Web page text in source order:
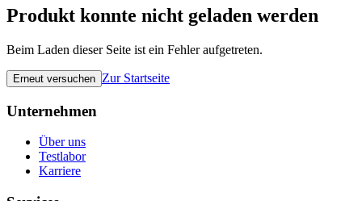
Produkt konnte nicht geladen werden
Beim Laden dieser Seite ist ein Fehler aufgetreten.
Erneut versuchen Zur Startseite
Unternehmen
Über uns
Testlabor
Karriere